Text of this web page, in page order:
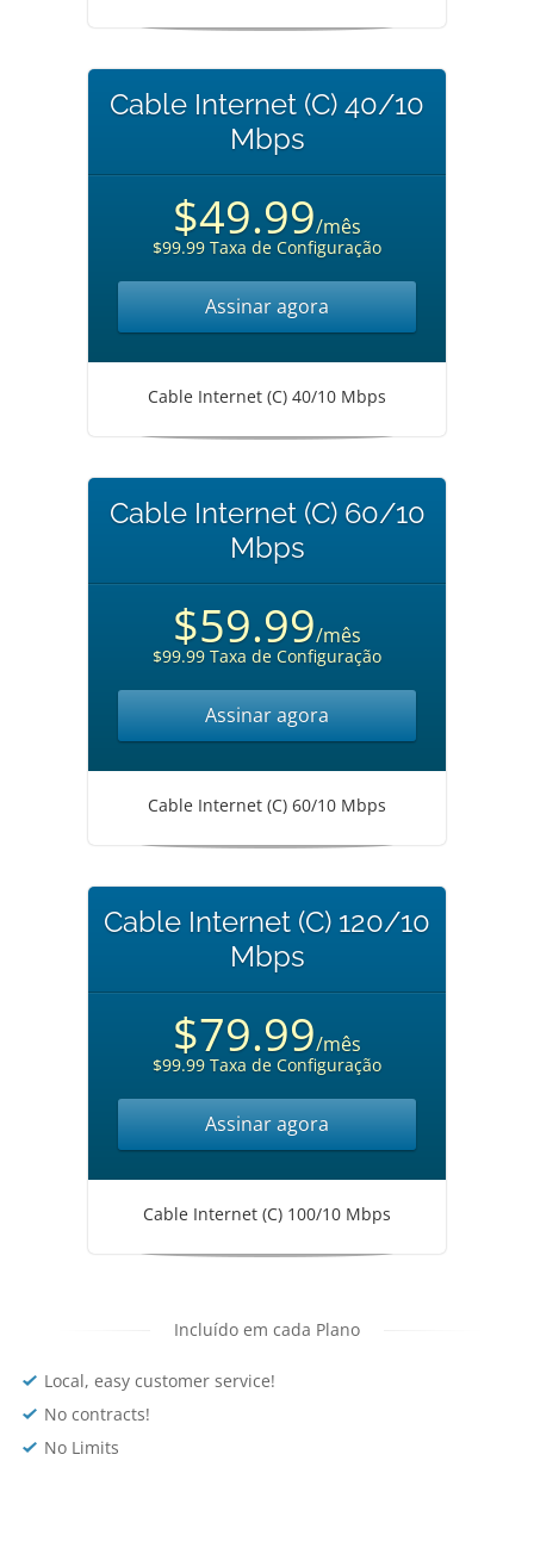
Cable Internet (C) 40/10
Mbps
$49.99/mês
$99.99 Taxa de Configuração
Assinar agora
Cable Internet (C) 40/10 Mbps
Cable Internet (C) 60/10
Mbps
$59.99/mês
$99.99 Taxa de Configuração
Assinar agora
Cable Internet (C) 60/10 Mbps
Cable Internet (C) 120/10
Mbps
$79.99/mês
$99.99 Taxa de Configuração
Assinar agora
Cable Internet (C) 100/10 Mbps
Incluído em cada Plano
Local, easy customer service!
No contracts!
No Limits